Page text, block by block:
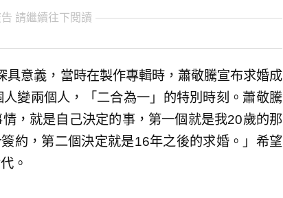
請繼續往下閱讀
具意義，當時在製作專輯時，蕭敬騰宣布求婚成
變兩個人，「二合為一」的特別時刻。蕭敬騰
，就是自己決定的事，第一個就是我20歲的那
約，第二個決定就是16年之後的求婚。」希望
。